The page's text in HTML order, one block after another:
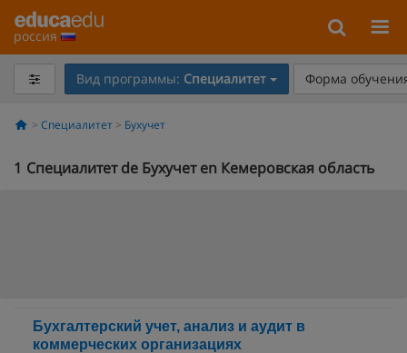
россия
Вид программы: Специалитет Форма
Специалитет Бухучет
1 Специалитет de Бухучет en Кемеровская область
Бухгалтерский учет, анализ и аудит в
коммерческих организациях